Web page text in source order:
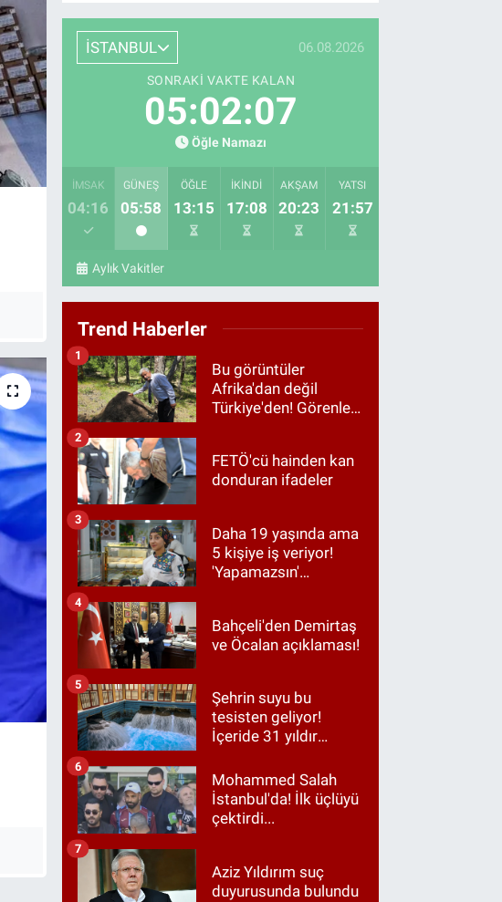
İSTANBUL 06.08.2026
SONRAKI VAKTE KALAN
05:02:05
Öğle Namazı
İMSAK
04:16
GÜNEŞ
05:58
ÖĞLE
13:15
İKINDI
17:08
AKŞAM
20:23
YATSI
21:57
Aylık Vakitler
Trend Haberler
Bu görüntüler
Afrika'dan değil
Türkiye'den! Görenler
1
FETÖ'cü hainden kan
donduran ifadeler
2
Daha 19 yaşında ama
5 kişiye iş veriyor!
'Yapamazsın'
3
Bahçeli'den Demirtaş
ve Öcalan açıklaması!
4
Şehrin suyu bu
tesisten geliyor!
İçeride 31 yıldır
5
Mohammed Salah
İstanbul'da! İlk üçlüyü
çektirdi...
6
Aziz Yıldırım suç
duyurusunda bulundu
7